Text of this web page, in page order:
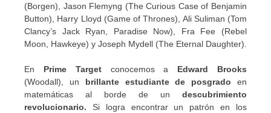
(Borgen), Jason Flemyng (The Curious Case of Benjamin
Button), Harry Lloyd (Game of Thrones), Ali Suliman (Tom
Clancy’s Jack Ryan, Paradise Now), Fra Fee (Rebel
Moon, Hawkeye) y Joseph Mydell (The Eternal Daughter).
En Prime Target conocemos a Edward Brooks
(Woodall), un brillante estudiante de posgrado en
matemáticas al borde de un descubrimiento
revolucionario. Si logra encontrar un patrón en los